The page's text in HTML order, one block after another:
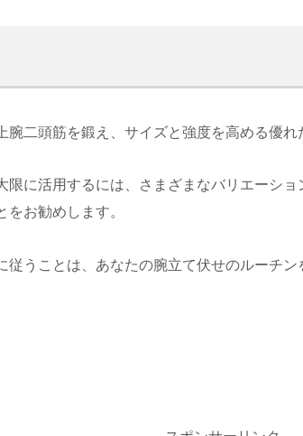
腕二頭筋を鍛え、サイズと強度を高める優れ
限に活用するには、さまざまなバリエーショ
をお勧めします。
従うことは、あなたの腕立て伏せのルーチン